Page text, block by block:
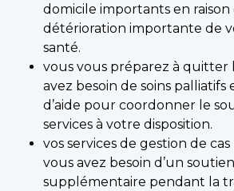
domicile importants en raison
détérioration importante de
santé.
vous vous préparez à quitter
avez besoin de soins palliatifs
d’aide pour coordonner le
services à votre disposition.
vos services de gestion de
vous avez besoin d’un soutien
supplémentaire pendant la